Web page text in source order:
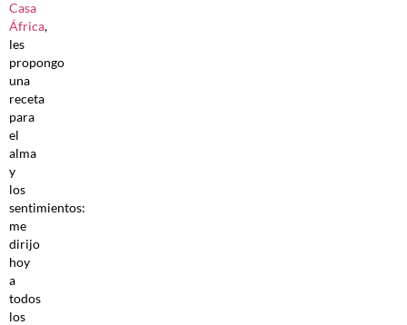
Casa
África,
les
propongo
una
receta
para
el
alma
y
los
sentimientos:
me
dirijo
hoy
a
todos
los